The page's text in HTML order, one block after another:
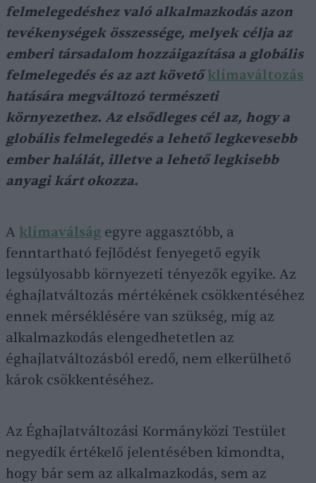
felmelegedéshez való alkalmazkodás azon
tevékenységek összessége, melyek célja az
emberi társadalom hozzáigazítása a globális
felmelegedés és az azt követőklímaváltozás
hatására megváltozó természeti
környezethez. Az elsődleges cél az, hogy a
globális felmelegedés a lehető legkevesebb
ember halálát, illetve a lehető legkisebb
anyagi kárt okozza.
A klímaválság egyre aggasztóbb, a
fenntartható fejlődést fenyegető egyik
legsúlyosabb környezeti tényezők egyike. Az
éghajlatváltozás mértékének csökkentéséhez
ennek mérséklésére van szükség, míg az
alkalmazkodás elengedhetetlen az
éghajlatváltozásból eredő, nem elkerülhető
károk csökkentéséhez.
Az Éghajlatváltozási Kormányközi Testület
negyedik értékelő jelentésében kimondta,
hogy bár sem az alkalmazkodás, sem az